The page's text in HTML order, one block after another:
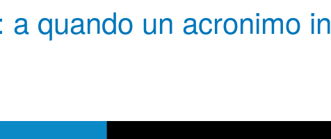
a quando un acronimo in